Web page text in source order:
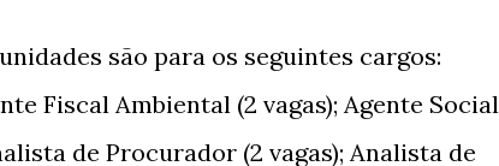
são para os seguintes cargos:
Fiscal Ambiental (2 vagas); Agente Social
de Procurador (2 vagas); Analista de